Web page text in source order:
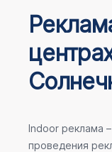
Indoor реклама
проведения